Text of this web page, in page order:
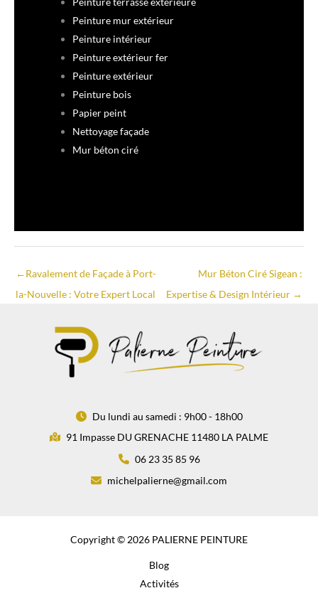
Peinture mur extérieur
Peinture intérieur
Peinture extérieur fer
Peinture extérieur
Peinture bois
Papier peint
Nettoyage façade
Mur béton ciré
←Ravalement de Façade à Port-
la-Nouvelle : Votre Expert Local
Mur Béton Ciré Sigean :
Expertise & Design Intérieur →
Du lundi au samedi : 9h00 - 18h00
91 Impasse DU GRENACHE 11480 LA PALME
06 23 35 85 96
michelpalierne@gmail.com
Copyright © 2026 PALIERNE PEINTURE
Blog
Activités